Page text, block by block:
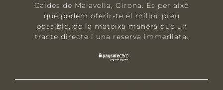
Caldes de Malavella, Girona.
És per això
que podem oferir-te el millor preu
possible, de la mateixa manera que un
tracte directe i una reserva immediata.